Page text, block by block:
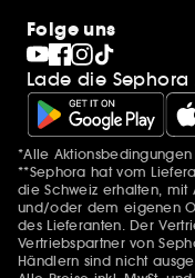
Folge uns
Lade die
Zusätzlich
*Alle Aktionsbedingungen
**Sephora hat vom
die Schweiz erhalten, mit
und/oder dem eigenen
des Lieferanten. Der
Vertriebspartner von
Händlern sind nicht